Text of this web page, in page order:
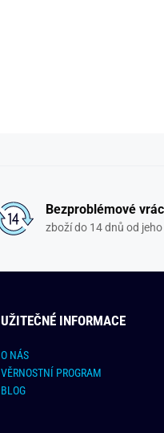
Bezproblémové
zboží do 14 dnů od
UŽITEČNÉ INFORMACE
O NÁS
VĚRNOSTNÍ PROGRAM
BLOG